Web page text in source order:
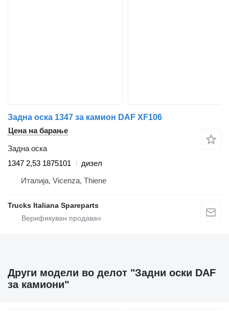
Задна оска 1347 за камион DAF XF106
Цена на барање
Задна оска
1347 2,53 1875101
дизел
Италија, Vicenza, Thiene
Trucks Italiana Spareparts
Други модели во делот "Задни оски DAF
за камиони"